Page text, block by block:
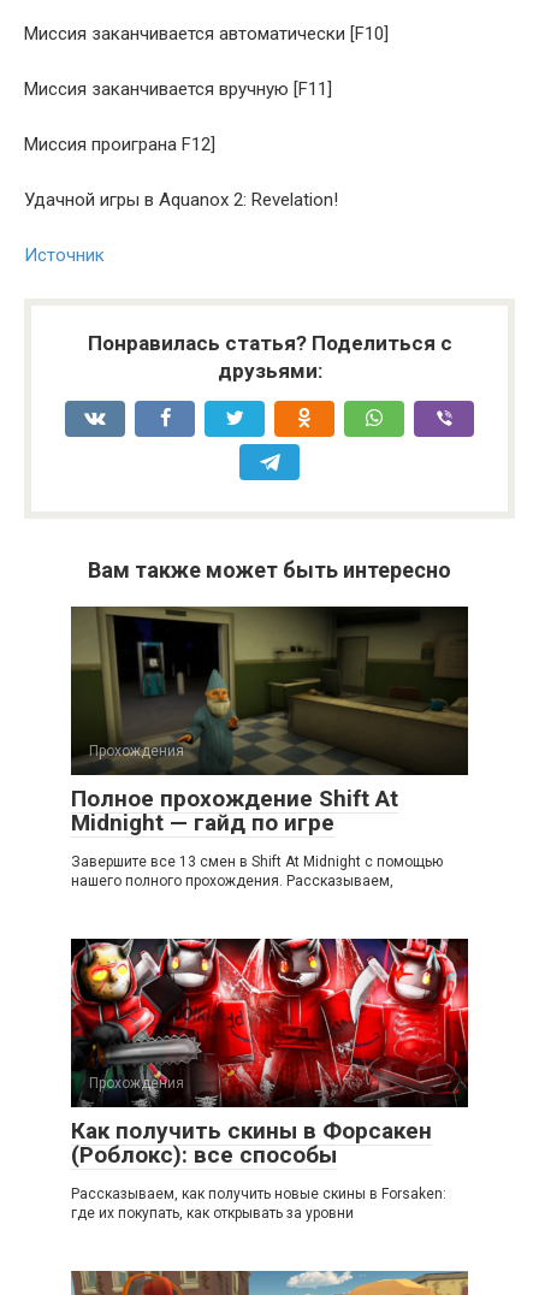
Миссия заканчивается автоматически [F10]
Миссия заканчивается вручную [F11]
Миссия проиграна F12]
Удачной игры в Aquanox 2: Revelation!
Источник
Понравилась статья? Поделиться с
друзьями:
Вам также может быть интересно
Прохождения
Полное прохождение Shift At
Midnight — гайд по игре
Завершите все 13 смен в Shift At Midnight с помощью
нашего полного прохождения. Рассказываем,
Прохождения
Как получить скины в Форсакен
(Роблокс): все способы
Рассказываем, как получить новые скины в Forsaken:
где их покупать, как открывать за уровни